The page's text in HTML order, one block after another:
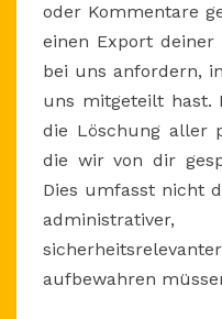
oder Kommentare
einen Export deiner
bei uns anfordern,
uns mitgeteilt hast.
die Löschung aller
die wir von dir
Dies umfasst nicht
aufbewahren